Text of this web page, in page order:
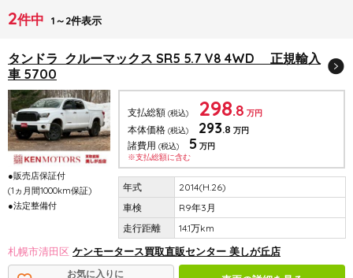
2件中 1～2件表示
タンドラ クルーマックス SR5 5.7 V8 4WD 正規輸入
車 5700
●販売店保証付
(1ヵ月間1000km保証)
●法定整備付
支払総額 (税込) 298.8 万円
本体価格 (税込) 293.8 万円
諸費用 (税込) 5 万円
※支払総額に含む
2014(H.26)
R9年3月
14.1万km
札幌市清田区 ケンモータース買取直販センター 美しが丘店
お気に入りに